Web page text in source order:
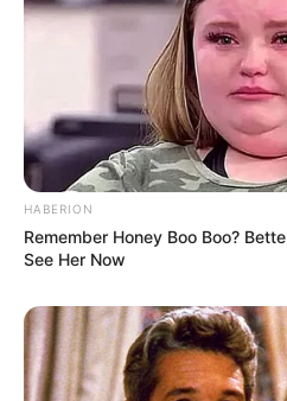
o papel ou o tecido.
Espátula de osso e
espátulas serve para
papéis para forração.
HABERION
Remember Honey Boo Boo?
See Her Now